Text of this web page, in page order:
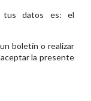
tus datos es: el
boletín o realizar
la presente